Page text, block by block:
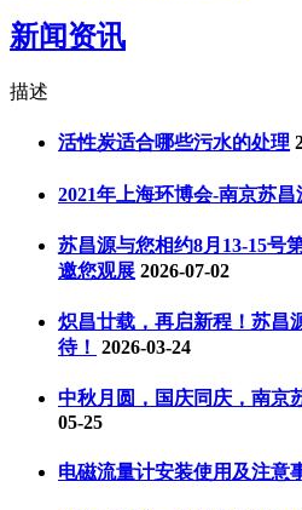
新闻资讯
描述
活性炭适合哪些污水的处理
2021年上海环博会-南京苏
苏昌源与您相约8月13-15号
邀您观展 2026-07-02
炽昌廿载，再启新程！苏昌
待！ 2026-03-24
中秋月圆，国庆同庆，南京
05-25
电磁流量计安装使用及注意